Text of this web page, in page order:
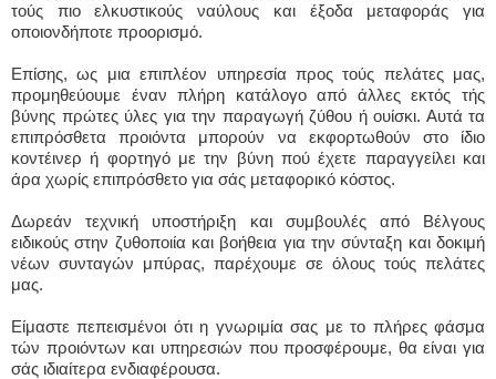
τούς πιο ελκυστικούς ναύλους και έξοδα μεταφοράς για
οποιονδήποτε προορισμό.
Επίσης, ως μια επιπλέον υπηρεσία προς τούς πελάτες μας,
προμηθεύουμε έναν πλήρη κατάλογο από άλλες εκτός τής
βύνης πρώτες ύλες για την παραγωγή ζύθου ή ουίσκι. Αυτά τα
επιπρόσθετα προιόντα μπορούν να εκφορτωθούν στο ίδιο
κοντέινερ ή φορτηγό με την βύνη πού έχετε παραγγείλει και
άρα χωρίς επιπρόσθετο για σάς μεταφορικό κόστος.
Δωρεάν τεχνική υποστήριξη και συμβουλές από Βέλγους
ειδικούς στην ζυθοποιία και βοήθεια για την σύνταξη και δοκιμή
νέων συνταγών μπύρας, παρέχουμε σε όλους τούς πελάτες
μας.
Είμαστε πεπεισμένοι ότι η γνωριμία σας με το πλήρες φάσμα
τών προιόντων και υπηρεσιών που προσφέρουμε, θα είναι για
σάς ιδιαίτερα ενδιαφέρουσα.